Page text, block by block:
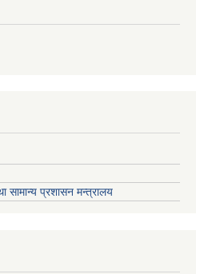
सामान्य प्रशासन मन्त्रालय